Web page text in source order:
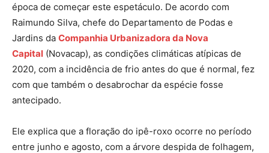
época de começar este espetáculo. De acordo com
Raimundo Silva, chefe do Departamento de Podas e
Jardins da Companhia Urbanizadora da Nova
Capital (Novacap), as condições climáticas atípicas de
2020, com a incidência de frio antes do que é normal, fez
com que também o desabrochar da espécie fosse
antecipado.
Ele explica que a floração do ipê-roxo ocorre no período
entre junho e agosto, com a árvore despida de folhagem,